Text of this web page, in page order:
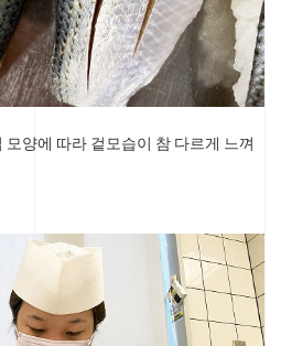
양에 따라 겉모습이 참 다르게 느껴